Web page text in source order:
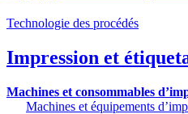
Technologie des procédés
Impression et
Machines et consommables
Machines et équipements